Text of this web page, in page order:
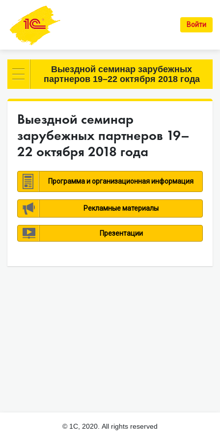
Войти
Выездной семинар зарубежных
партнеров 19–22 октября 2018 года
Выездной семинар
зарубежных партнеров 19–
22 октября 2018 года
Программа и организационная информация
Рекламные материалы
Презентации
© 1С, 2020. All rights reserved